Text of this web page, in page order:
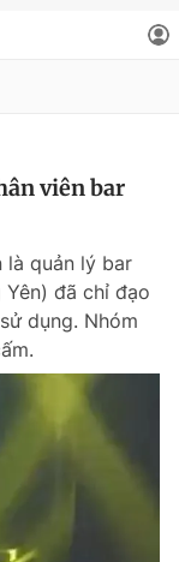
viên bar
là quản lý bar
đã chỉ đạo
dụng. Nhóm